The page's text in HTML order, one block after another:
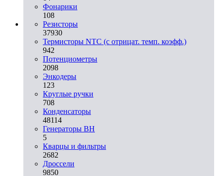
Фонарики
108
Резисторы
37930
Термисторы NTC (с отрицат. темп. коэфф.)
942
Потенциометры
2098
Энкодеры
123
Круглые ручки
708
Конденсаторы
48114
Генераторы ВН
5
Кварцы и фильтры
2682
Дроссели
9850